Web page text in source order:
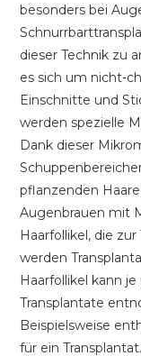
besonders bei
dieser Technik zu
es sich um nicht-
Einschnitte und
werden spezielle
Dank dieser
pflanzenden
Augenbrauen mit
Haarfollikel, die
werden
Haarfollikel kann
Transplantate
Beispielsweise
für ein